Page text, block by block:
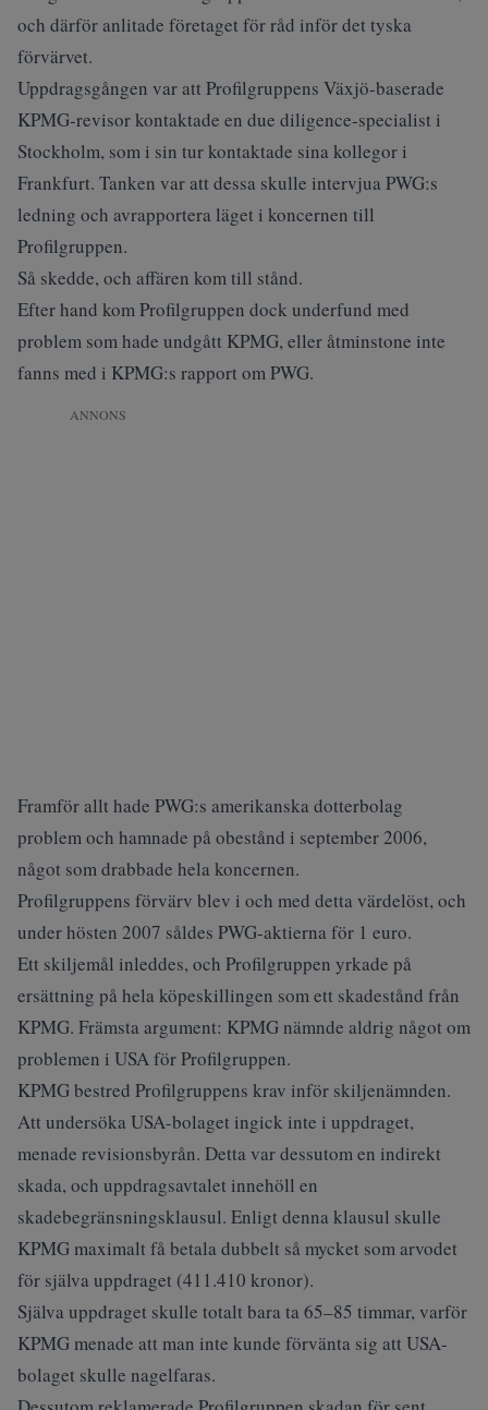
och därför anlitade företaget för råd inför det tyska
förvärvet.
Uppdragsgången var att Profilgruppens Växjö-baserade
KPMG-revisor kontaktade en due diligence-specialist i
Stockholm, som i sin tur kontaktade sina kollegor i
Frankfurt. Tanken var att dessa skulle intervjua PWG:s
ledning och avrapportera läget i koncernen till
Profilgruppen.
Så skedde, och affären kom till stånd.
Efter hand kom Profilgruppen dock underfund med
problem som hade undgått KPMG, eller åtminstone inte
fanns med i KPMG:s rapport om PWG.
ANNONS
Framför allt hade PWG:s amerikanska dotterbolag
problem och hamnade på obestånd i september 2006,
något som drabbade hela koncernen.
Profilgruppens förvärv blev i och med detta värdelöst, och
under hösten 2007 såldes PWG-aktierna för 1 euro.
Ett skiljemål inleddes, och Profilgruppen yrkade på
ersättning på hela köpeskillingen som ett skadestånd från
KPMG. Främsta argument: KPMG nämnde aldrig något om
problemen i USA för Profilgruppen.
KPMG bestred Profilgruppens krav inför skiljenämnden.
Att undersöka USA-bolaget ingick inte i uppdraget,
menade revisionsbyrån. Detta var dessutom en indirekt
skada, och uppdragsavtalet innehöll en
skadebegränsningsklausul. Enligt denna klausul skulle
KPMG maximalt få betala dubbelt så mycket som arvodet
för själva uppdraget (411.410 kronor).
Själva uppdraget skulle totalt bara ta 65–85 timmar, varför
KPMG menade att man inte kunde förvänta sig att USA-
bolaget skulle nagelfaras.